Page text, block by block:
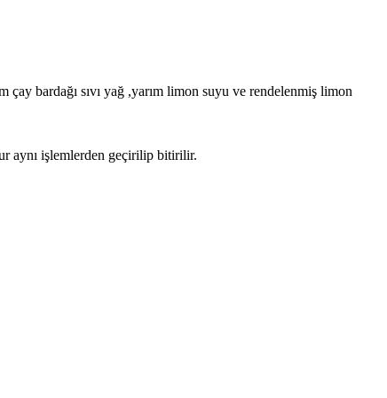
bardağı sıvı yağ ,yarım limon suyu ve rendelenmiş limon
aynı işlemlerden geçirilip bitirilir.